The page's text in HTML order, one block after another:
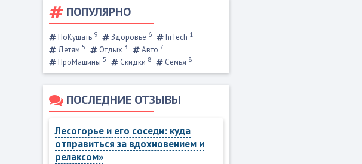
ПОПУЛЯРНО
ПоКушать 9 Здоровье 6 hiTech 1
Детям 5 Отдых 3 Авто 7
ПроМашины 5 Скидки 8 Семья 8
ПОСЛЕДНИЕ ОТЗЫВЫ
Лесогорье и его соседи: куда
отправиться за вдохновением и
релаксом»